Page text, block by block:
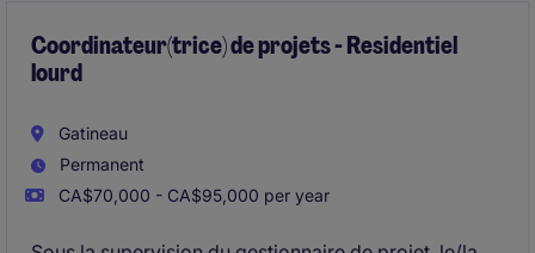
renforcer son équipe et soutenir ses activités.
Coordinateur(trice) de projets - Residentiel
lourd
Gatineau
Permanent
CA$70,000 - CA$95,000 per year